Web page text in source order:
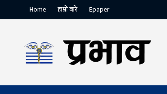
Home हाम्रो बारे Epaper